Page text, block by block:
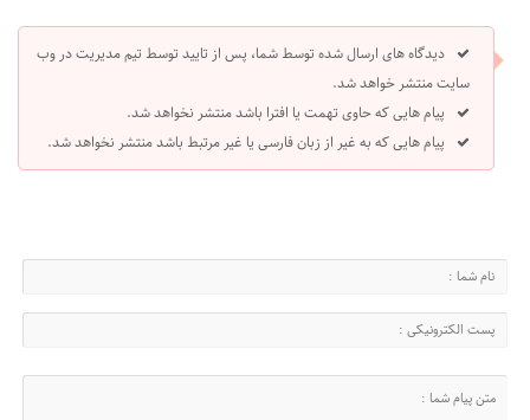
دیدگاه های ارسال شده توسط شما، پس از تایید توسط تیم مدیریت در وب
سایت منتشر خواهد شد.
پیام هایی که حاوی تهمت یا افترا باشد منتشر نخواهد شد.
پیام هایی که به غیر از زبان فارسی یا غیر مرتبط باشد منتشر نخواهد شد.